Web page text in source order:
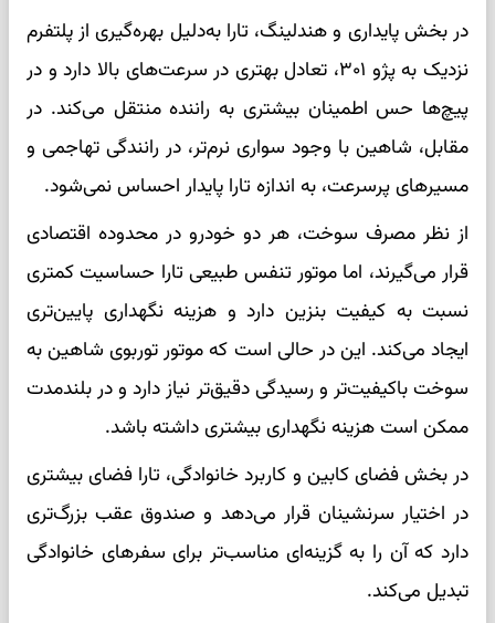
در بخش پایداری و هندلینگ، تارا به‌دلیل بهره‌گیری از پلتفرم
نزدیک به پژو ۳۰۱، تعادل بهتری در سرعت‌های بالا دارد و در
پیچ‌ها حس اطمینان بیشتری به راننده منتقل می‌کند. در
مقابل، شاهین با وجود سواری نرم‌تر، در رانندگی تهاجمی و
مسیرهای پرسرعت، به اندازه تارا پایدار احساس نمی‌شود.
از نظر مصرف سوخت، هر دو خودرو در محدوده اقتصادی
قرار می‌گیرند، اما موتور تنفس طبیعی تارا حساسیت کمتری
نسبت به کیفیت بنزین دارد و هزینه نگهداری پایین‌تری
ایجاد می‌کند. این در حالی است که موتور توربوی شاهین به
سوخت باکیفیت‌تر و رسیدگی دقیق‌تر نیاز دارد و در بلندمدت
ممکن است هزینه نگهداری بیشتری داشته باشد.
در بخش فضای کابین و کاربرد خانوادگی، تارا فضای بیشتری
در اختیار سرنشینان قرار می‌دهد و صندوق عقب بزرگ‌تری
دارد که آن را به گزینه‌ای مناسب‌تر برای سفرهای خانوادگی
تبدیل می‌کند.